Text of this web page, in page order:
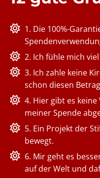
1. Die 100%-
2. Ich fühle mich
3. Ich zahle keine
schon diesen
4. Hier gibt es
meiner Spende
5. Ein Projekt der
bewegt.
6. Mir geht es
auf der Welt und